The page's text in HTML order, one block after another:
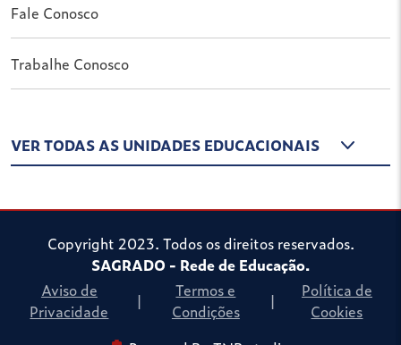
Fale Conosco
Trabalhe Conosco
VER TODAS AS UNIDADES EDUCACIONAIS
Copyright 2023. Todos os direitos reservados.
SAGRADO - Rede de Educação.
Aviso de
Privacidade
|
Termos e
Condições
|
Política de
Cookies